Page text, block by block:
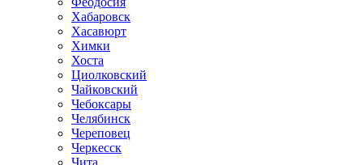
Хабаровск
Хасавюрт
Химки
Хоста
Циолковский
Чайковский
Чебоксары
Челябинск
Череповец
Черкесск
Чита